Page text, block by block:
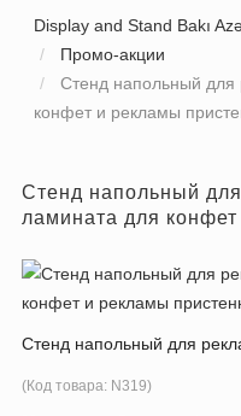
Display and Stand Bakı
Промо-акции
Стенд напольный для
конфет и рекламы
Стенд напольный
ламината для
Стенд напольный для
(Код товара: N319)